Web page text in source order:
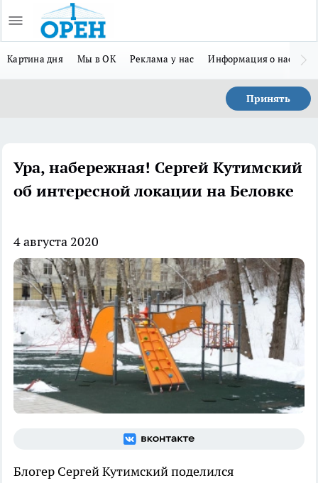
Картина дня Мы в ОК Реклама у нас Информация о нас
Принять
Ура, набережная! Сергей Кутимский
об интересной локации на Беловке
4 августа 2020
Блогер Сергей Кутимский поделился